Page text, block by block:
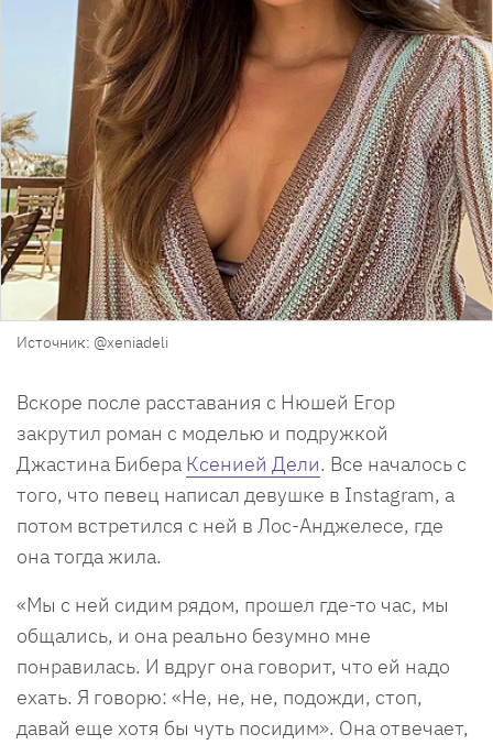
Источник: @xeniadeli
Вскоре после расставания с Нюшей Егор
закрутил роман с моделью и подружкой
Джастина Бибера Ксенией Дели. Все началось с
того, что певец написал девушке в Instagram, а
потом встретился с ней в Лос-Анджелесе, где
она тогда жила.
«Мы с ней сидим рядом, прошел где-то час, мы
общались, и она реально безумно мне
понравилась. И вдруг она говорит, что ей надо
ехать. Я говорю: «Не, не, не, подожди, стоп,
давай еще хотя бы чуть посидим». Она отвечает,